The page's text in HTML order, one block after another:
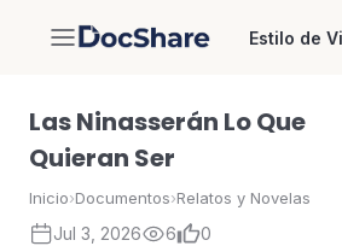
DocShare Estilo de
Las Ninasserán Lo Que
Quieran Ser
Inicio›Documentos›Relatos y Novelas
Jul 3, 2026 6 0